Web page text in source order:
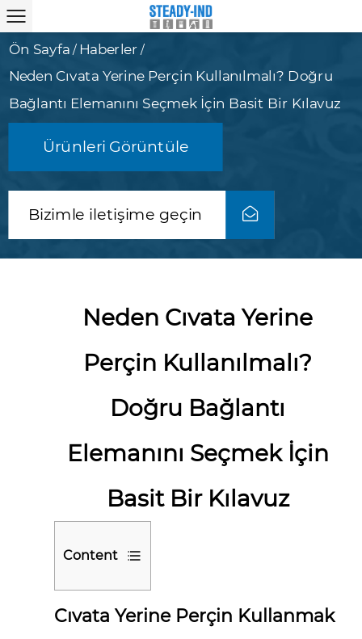
Ön Sayfa / Haberler /
Neden Cıvata Yerine Perçin Kullanılmalı? Doğru
Bağlantı Elemanını Seçmek İçin Basit Bir Kılavuz
Ürünleri Görüntüle
Bizimle iletişime geçin
Neden Cıvata Yerine
Perçin Kullanılmalı?
Doğru Bağlantı
Elemanını Seçmek İçin
Basit Bir Kılavuz
Content
1
Cıvata
Cıvata Yerine Perçin Kullanmak